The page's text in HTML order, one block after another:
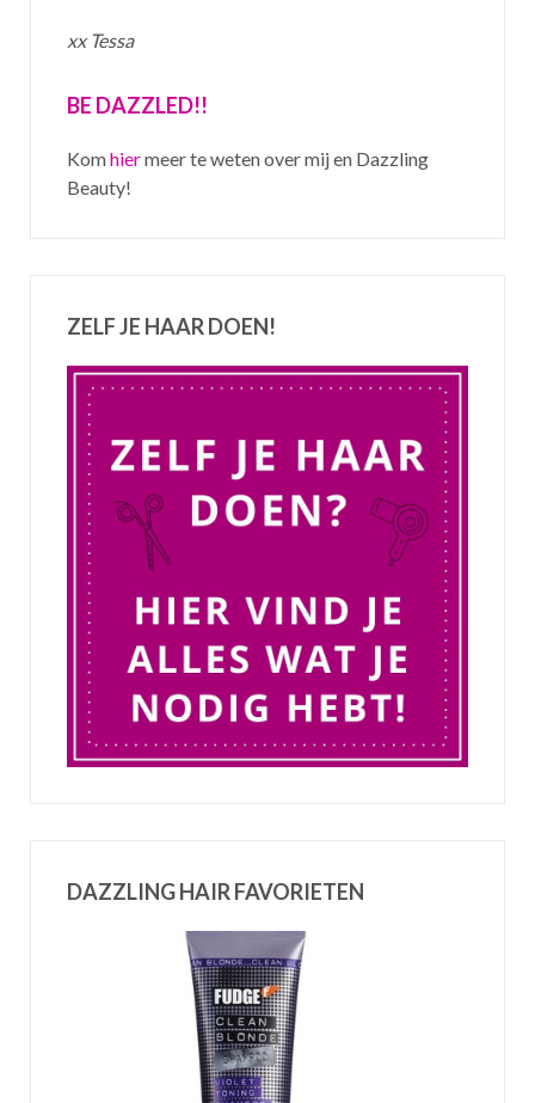
xx Tessa
BE DAZZLED!!
Komhiermeer te weten over mij en Dazzling
Beauty!
ZELF JE HAAR DOEN!
DAZZLING HAIR FAVORIETEN